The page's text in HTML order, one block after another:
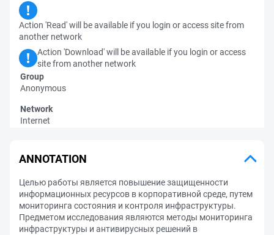
Action 'Read' will be available if you login or access site from
another network
Action 'Download' will be available if you login or access
site from another network
Group
Anonymous
Network
Internet
ANNOTATION
Целью работы является повышение защищенности
информационных ресурсов в корпоративной среде, путем
мониторинга состояния и контроля инфраструктуры.
Предметом исследования являются методы мониторинга
инфраструктуры и антивирусных решений в